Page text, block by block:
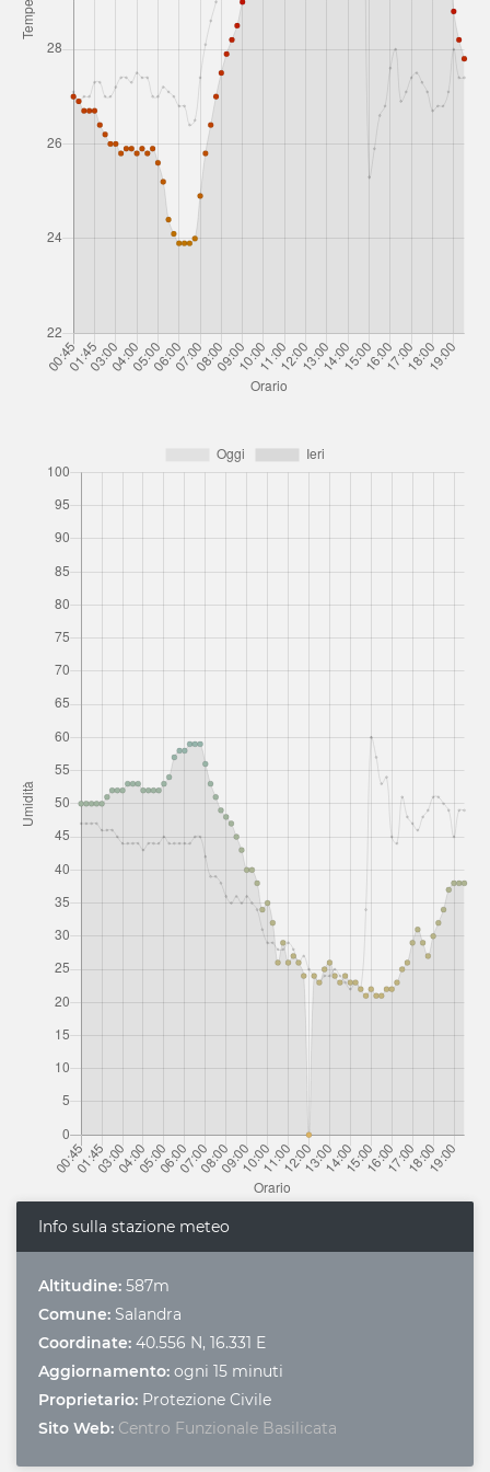
Info sulla stazione meteo
Altitudine: 587m
Comune: Salandra
Coordinate: 40.556 N, 16.331 E
Aggiornamento: ogni 15 minuti
Proprietario: Protezione Civile
Sito Web: Centro Funzionale Basilicata